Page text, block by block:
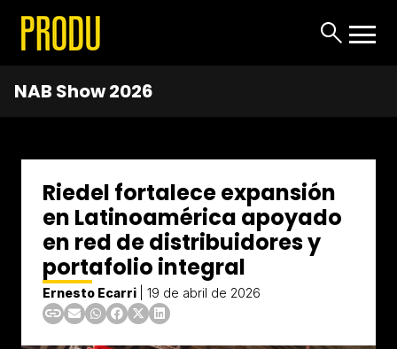
NAB Show 2026
Riedel fortalece expansión
en Latinoamérica apoyado
en red de distribuidores y
portafolio integral
Ernesto Ecarri 19 de abril de 2026